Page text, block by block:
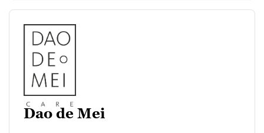
Dao de Mei